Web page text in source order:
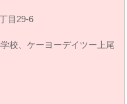
目29‐6
校、ケーヨーデイツー上尾